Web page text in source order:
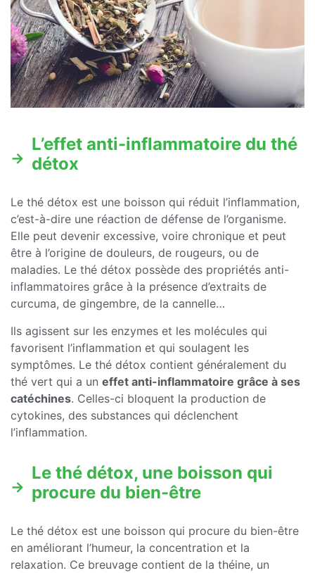
L’effet anti-inflammatoire du thé
détox
Le thé détox est une boisson qui réduit l’inflammation,
c’est-à-dire une réaction de défense de l’organisme.
Elle peut devenir excessive, voire chronique et peut
être à l’origine de douleurs, de rougeurs, ou de
maladies. Le thé détox possède des propriétés anti-
inflammatoires grâce à la présence d’extraits de
curcuma, de gingembre, de la cannelle…
Ils agissent sur les enzymes et les molécules qui
favorisent l’inflammation et qui soulagent les
symptômes. Le thé détox contient généralement du
thé vert qui a un effet anti-inflammatoire grâce à ses
catéchines. Celles-ci bloquent la production de
cytokines, des substances qui déclenchent
l’inflammation.
Le thé détox, une boisson qui
procure du bien-être
Le thé détox est une boisson qui procure du bien-être
en améliorant l’humeur, la concentration et la
relaxation. Ce breuvage contient de la théine, un